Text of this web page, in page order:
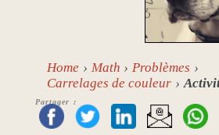
Home Math
Problèmes
Carrelages de couleur
Partager :